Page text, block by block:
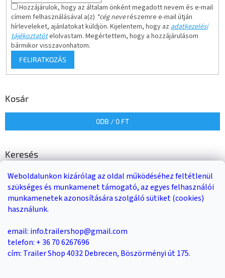
Weboldalunkon kizárólag az oldal működéséhez feltétlenül
szükséges és munkamenet támogató, az egyes felhasználói
munkamenetek azonosítására szolgáló sütiket (cookies)
használunk.
email: info.trailershop@gmail.com
telefon: + 36 70 6267696
cím: Trailer Shop 4032 Debrecen, Böszörményi út 175.
Hozzájárulok, hogy az általam önként megadott nevem és e-mail
címem felhasználásával a(z) *cég neverészemre e-mail útján
hírleveleket, ajánlatokat küldjön. Kijelentem, hogy azadatkezelési
tájékoztatótelolvastam. Megértettem, hogy a hozzájárulásom
bármikor visszavonhatom.
FELIRATKOZÁS
Kosár
0DB / 0 FT
Keresés
KERESÉS